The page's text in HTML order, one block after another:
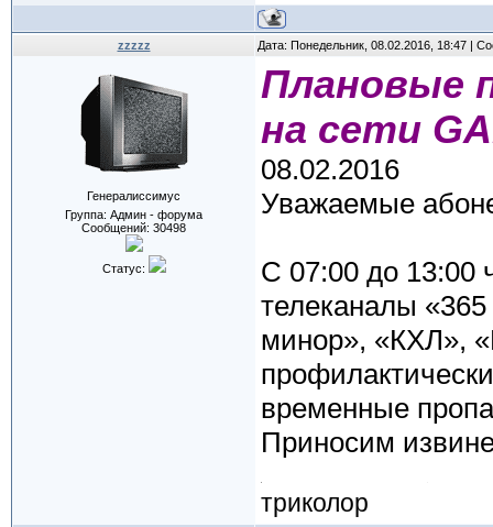
zzzzz Дата: Понедельник, 08.02.2016, 18:47 |
Генералиссимус
Группа: Админ - форума
Сообщений: 30498
Статус:
Плановые
на сети
08.02.2016
Уважаемые
С 07:00 до 13:00
телеканалы
минор», «КХЛ»,
временные
Приносим
триколор